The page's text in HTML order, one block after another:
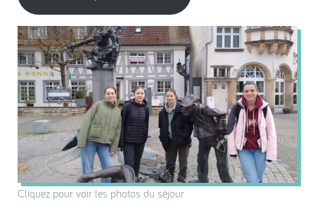
Cliquez pour voir les photos du séjour